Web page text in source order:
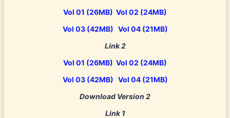
Vol 01 (26MB) Vol 02 (24MB)
Vol 03 (42MB) Vol 04 (21MB)
Link 2
Vol 01 (26MB) Vol 02 (24MB)
Vol 03 (42MB) Vol 04 (21MB)
Download Version 2
Link 1